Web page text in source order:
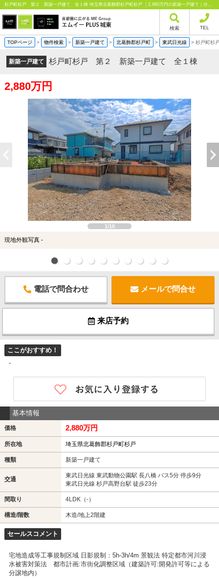
杉戸町杉戸 第２ 新築一戸建て 全１棟 埼玉県北葛飾郡杉戸町杉戸 ｜2,880万円の新築一戸建て｜分譲住宅や新築物件｜エムイーPLUS城東株式会社
検索 TEL
TOPページ > 物件検索 > 新築一戸建て > 北葛飾郡杉戸町 > 東武日光線 > 杉戸町杉
新築一戸建て 杉戸町杉戸 第２ 新築一戸建て 全１棟
2,880万円
1/10
現地外観写真 -
電話で問合わせ メールで問合せ
来店予約
ここがおすすめ！
-
基本情報
価格 2,880万円
所在地 埼玉県北葛飾郡杉戸町杉戸
種類 新築一戸建て
交通
東武日光線 東武動物公園駅 長八橋 バス5分 停歩9分
東武日光線 杉戸高野台駅 徒歩23分
間取り 4LDK（-）
構造/階数 木造/地上2階建
セールスコメント
宅地造成等工事規制区域 日影規制：5h-3h/4m 景観法 特定都市河川浸
水被害対策法 都市計画:市街化調整区域（建築許可:開発許可等による
分譲地内）